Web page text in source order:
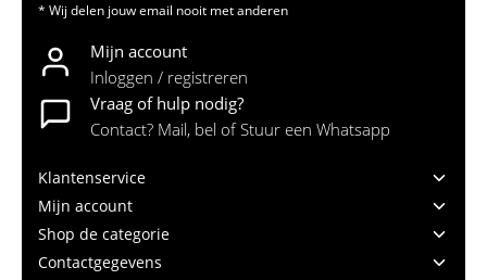
* Wij delen jouw email nooit met anderen
Mijn account
Inloggen / registreren
Vraag of hulp nodig?
Contact? Mail, bel of Stuur een Whatsapp
Klantenservice
Mijn account
Shop de categorie
Contactgegevens